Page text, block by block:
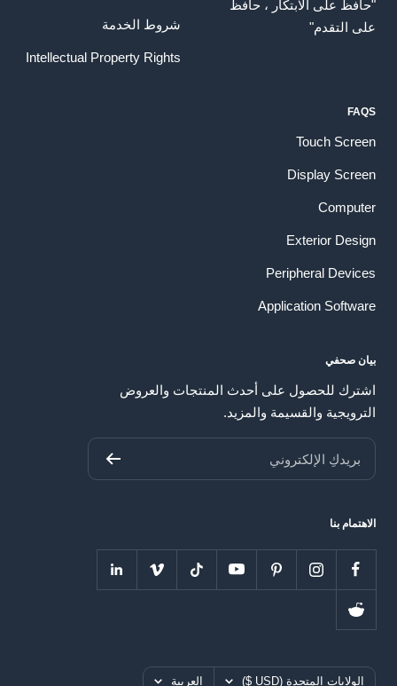
"حافظ على الابتكار ، حافظ
على التقدم"
شروط الخدمة
Intellectual Property Rights
FAQS
Touch Screen
Display Screen
Computer
Exterior Design
Peripheral Devices
Application Software
بيان صحفي
اشترك للحصول على أحدث المنتجات والعروض
الترويجية والقسيمة والمزيد.
بريدكِ الإلكتروني
الاهتمام بنا
بلدالولايات المتحدة (USD $) اللغهالعربية